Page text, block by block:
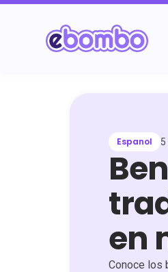
Espanol 5
en
Conoce los